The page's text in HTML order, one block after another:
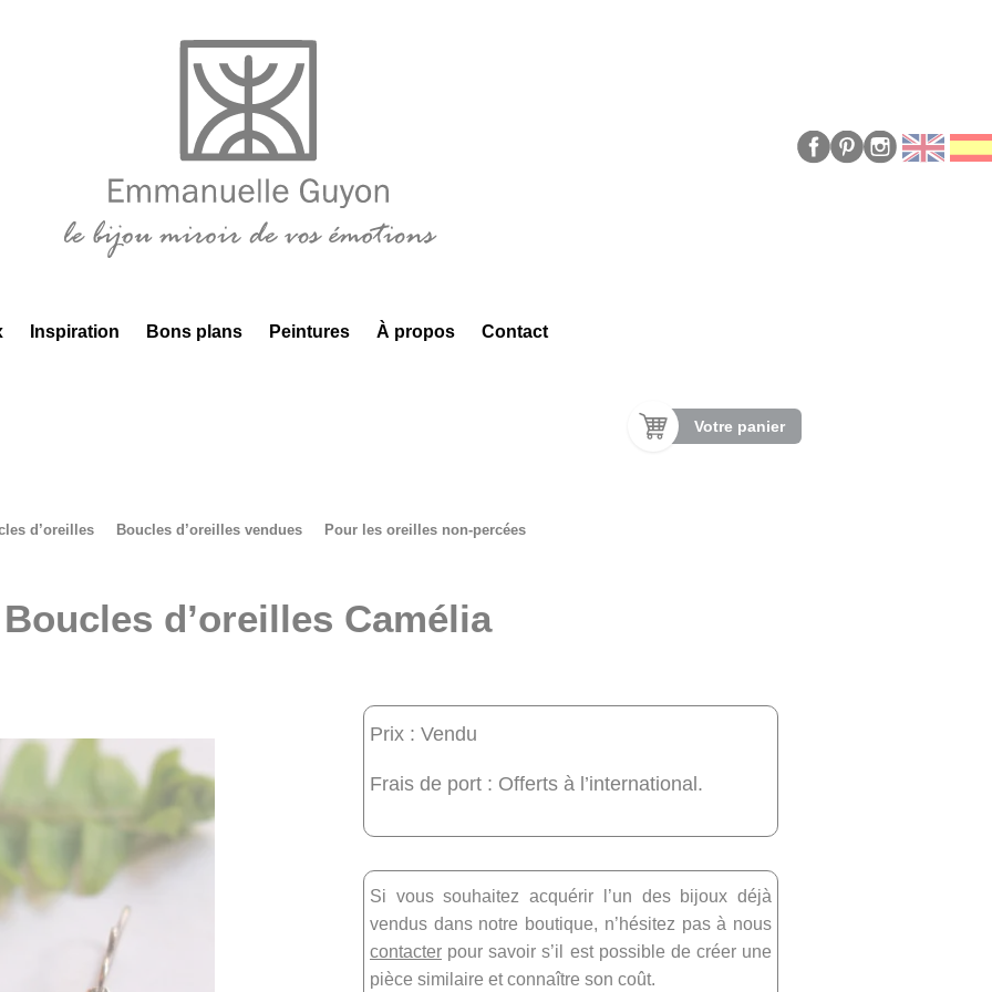
Inspiration Bons plans Peintures À propos Contact
Votre panier
d’oreilles Boucles d’oreilles vendues Pour les oreilles non-percées
Boucles d’oreilles Camélia
Prix : Vendu
Frais de port : Offerts à l’international.
Si vous souhaitez acquérir l’un des bijoux déjà
vendus dans notre boutique, n’hésitez pas à nous
contacter pour savoir s’il est possible de créer une
pièce similaire et connaître son coût.